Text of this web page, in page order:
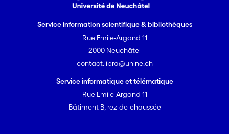
Service information scientifique & bibliothèques
Rue Emile-Argand 11
2000 Neuchâtel
contact.libra@unine.ch
Service informatique et télématique
Rue Emile-Argand 11
Bâtiment B, rez-de-chaussée